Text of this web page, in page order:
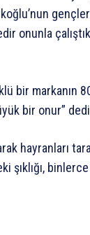
onunla
bir markanın
bir onur”
hayranları